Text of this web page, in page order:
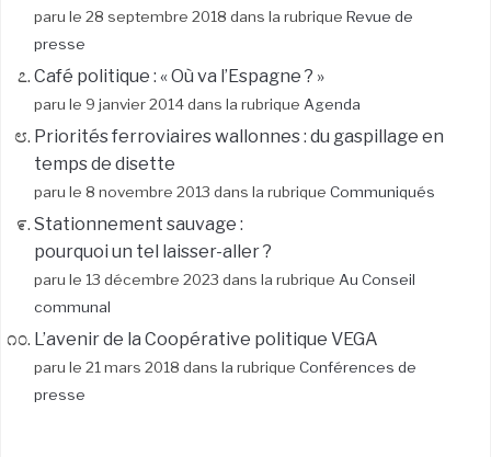
paru le 28 septembre 2018 dans la rubrique Revue de
presse
Café politique : « Où va l’Espagne ? »
paru le 9 janvier 2014 dans la rubrique Agenda
Priorités ferroviaires wallonnes : du gaspillage en
temps de disette
paru le 8 novembre 2013 dans la rubrique Communiqués
Stationnement sauvage :
pourquoi un tel laisser-aller ?
paru le 13 décembre 2023 dans la rubrique Au Conseil
communal
L’avenir de la Coopérative politique VEGA
paru le 21 mars 2018 dans la rubrique Conférences de
presse